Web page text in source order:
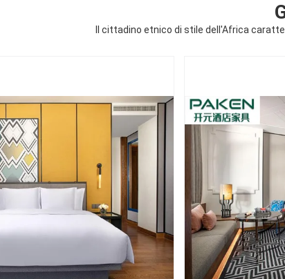
Il cittadino etnico di stile dell'Africa